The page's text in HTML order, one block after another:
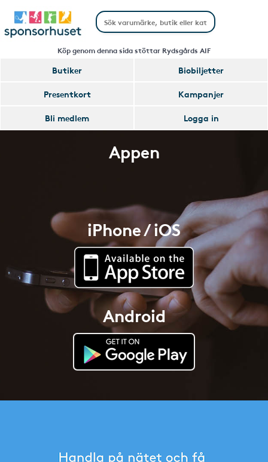
Köp genom denna sida stöttar Rydsgårds AIF
Butiker
Biobiljetter
Presentkort
Kampanjer
Bli medlem
Logga in
Appen
iPhone / iOS
Android